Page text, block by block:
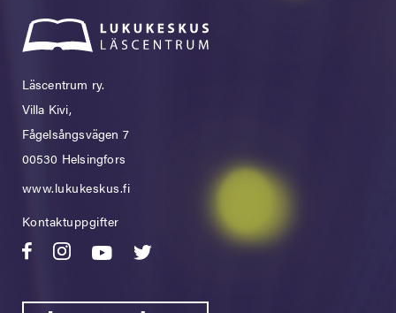
Läscentrum ry.
Villa Kivi,
Fågelsångsvägen 7
00530 Helsingfors
www.lukukeskus.fi
Kontaktuppgifter